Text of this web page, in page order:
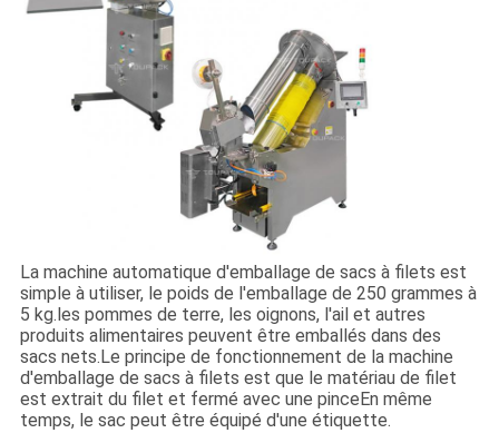
La machine automatique d'emballage de sacs à filets est
simple à utiliser, le poids de l'emballage de 250 grammes à
5 kg.les pommes de terre, les oignons, l'ail et autres
produits alimentaires peuvent être emballés dans des
sacs nets.Le principe de fonctionnement de la machine
d'emballage de sacs à filets est que le matériau de filet
est extrait du filet et fermé avec une pinceEn même
temps, le sac peut être équipé d'une étiquette.